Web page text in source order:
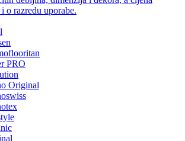
o razredu uporabe.
PRO
Original